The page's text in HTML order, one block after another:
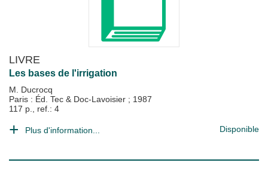
LIVRE
Les bases de l'irrigation
M. Ducrocq
Paris : Éd. Tec & Doc-Lavoisier ; 1987
117 p., ref.: 4
Plus d'information... Disponible